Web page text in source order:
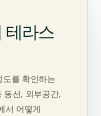
테라스
도를 확인하는
동선, 외부공간,
서 어떻게